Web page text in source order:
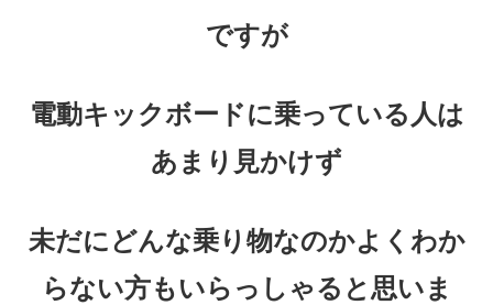
ですが
電動キックボードに乗っている人は
あまり見かけず
未だにどんな乗り物なのかよくわか
らない方もいらっしゃると思いま